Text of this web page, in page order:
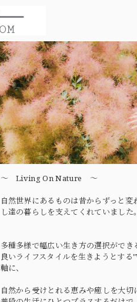
〜 Living On Nature 〜
自然世界にあるものは昔からずっと変
し達の暮らしを支えてくれていました。
多種多様で幅広い生き方の選択ができ
良いライフスタイルを生きようとす
軸に、
自然から受けとれる恵みや癒しを大切